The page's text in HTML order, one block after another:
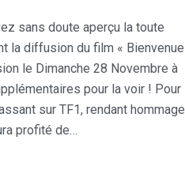
fait
pub
sur
TF1
« Des
sans doute aperçu la toute
la diffusion du film « Bienvenue
le Dimanche 28 Novembre à
pour la voir ! Pour
sur TF1, rendant hommage
profité de…